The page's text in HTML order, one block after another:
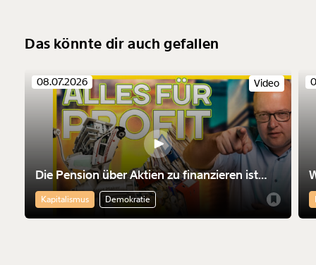
Das könnte dir auch gefallen
Video
08.07.2026
Die Pension über Aktien zu finanzieren ist
nicht nur riskant. Sie macht die Finanzmärkte
mächtiger
Kapitalismus Demokratie